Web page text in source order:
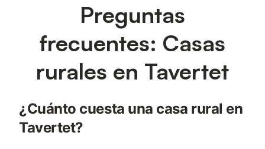
Preguntas
frecuentes: Casas
rurales en Tavertet
¿Cuánto cuesta una casa rural en
Tavertet?